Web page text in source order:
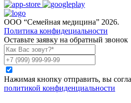
ООО “Семейная медицина” 2026.
Политика конфидециальности
Оставьте заявку на обратный звонок
Нажимая кнопку отправить, вы
политикой конфиденциальности